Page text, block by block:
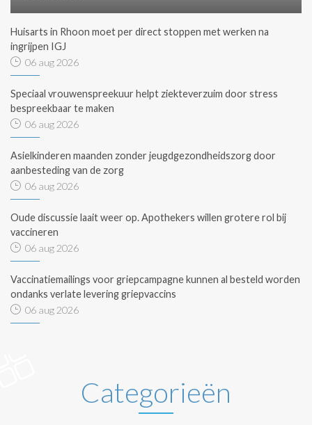
Huisarts in Rhoon moet per direct stoppen met werken na
ingrijpen IGJ
06 aug 2026
Speciaal vrouwenspreekuur helpt ziekteverzuim door stress
bespreekbaar te maken
06 aug 2026
Asielkinderen maanden zonder jeugdgezondheidszorg door
aanbesteding van de zorg
06 aug 2026
Oude discussie laait weer op. Apothekers willen grotere rol bij
vaccineren
06 aug 2026
Vaccinatiemailings voor griepcampagne kunnen al besteld worden
ondanks verlate levering griepvaccins
06 aug 2026
Categorieën